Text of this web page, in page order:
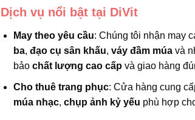
Dịch vụ nổi bật tại DiVit
May theo yêu cầu: Chúng tôi nhận may
ba, đạo cụ sân khấu, váy đầm múavà
bảo chất lượng cao cấpvà giao hàng
Cho thuê trang phục: Cửa hàng cung
múa nhạc, chụp ảnh kỷ yếu phù hợp